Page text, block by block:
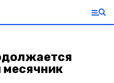
месячник